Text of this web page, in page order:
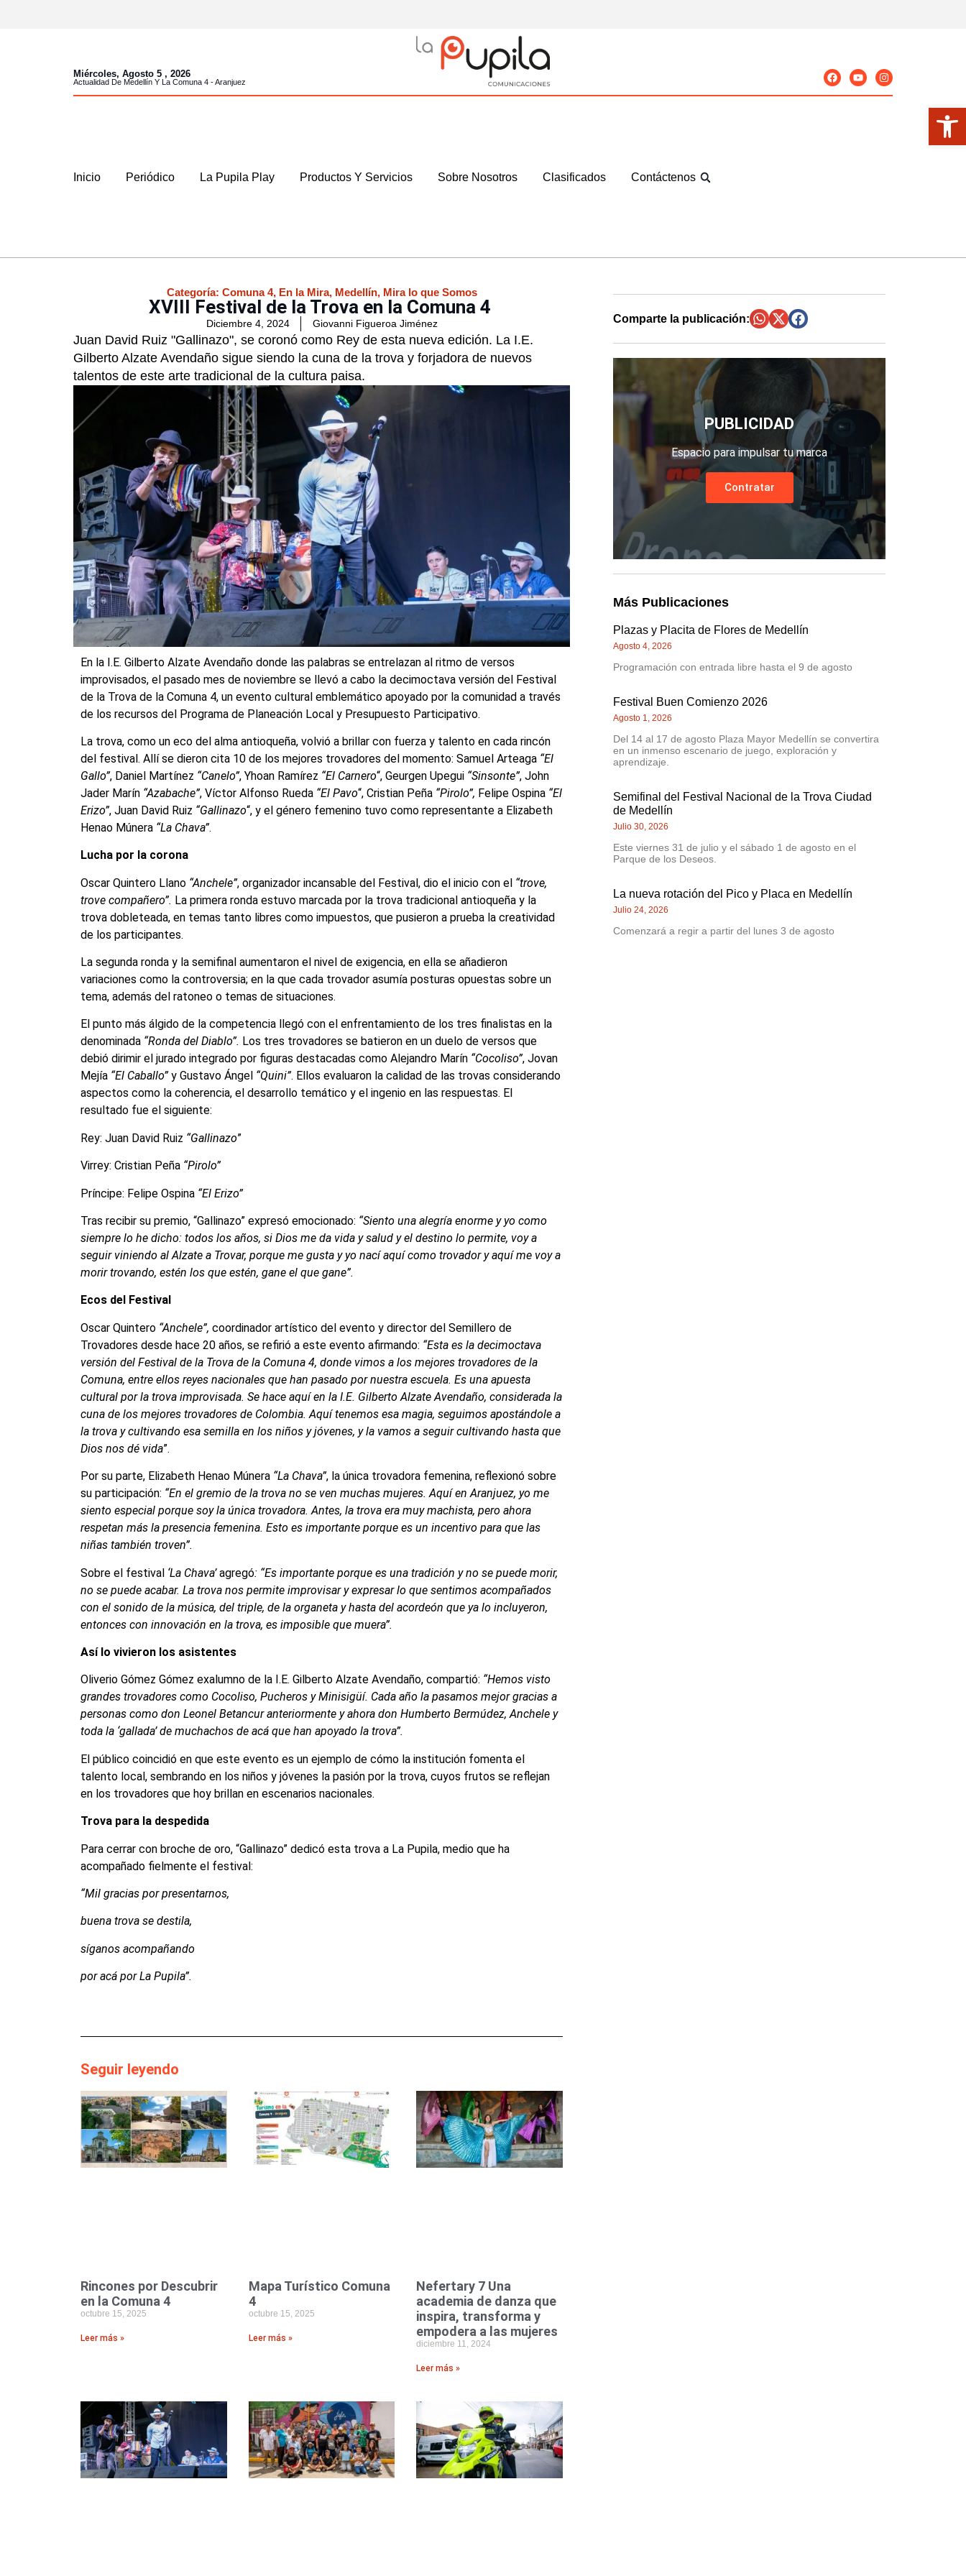
Miércoles, Agosto 5 , 2026
Actualidad De Medellín Y La Comuna 4 - Aranjuez
Inicio Periódico La Pupila Play Productos Y Servicios Sobre Nosotros Clasificados Contáctenos
Categoría: Comuna 4, En la Mira, Medellín, Mira lo que Somos
XVIII Festival de la Trova en la Comuna 4
Diciembre 4, 2024 Giovanni Figueroa Jiménez
Juan David Ruiz "Gallinazo", se coronó como Rey de esta nueva edición. La I.E.
Gilberto Alzate Avendaño sigue siendo la cuna de la trova y forjadora de nuevos
talentos de este arte tradicional de la cultura paisa.
En la I.E. Gilberto Alzate Avendaño donde las palabras se entrelazan al ritmo de versos
improvisados, el pasado mes de noviembre se llevó a cabo la decimoctava versión del Festival
de la Trova de la Comuna 4, un evento cultural emblemático apoyado por la comunidad a través
de los recursos del Programa de Planeación Local y Presupuesto Participativo.
La trova, como un eco del alma antioqueña, volvió a brillar con fuerza y talento en cada rincón
del festival. Allí se dieron cita 10 de los mejores trovadores del momento: Samuel Arteaga “El
Gallo”, Daniel Martínez “Canelo”, Yhoan Ramírez “El Carnero“, Geurgen Upegui “Sinsonte”, John
Jader Marín “Azabache”, Víctor Alfonso Rueda “El Pavo“, Cristian Peña “Pirolo”, Felipe Ospina “El
Erizo”, Juan David Ruiz “Gallinazo“, y el género femenino tuvo como representante a Elizabeth
Henao Múnera “La Chava”.
Lucha por la corona
Oscar Quintero Llano “Anchele”, organizador incansable del Festival, dio el inicio con el “trove,
trove compañero”. La primera ronda estuvo marcada por la trova tradicional antioqueña y la
trova dobleteada, en temas tanto libres como impuestos, que pusieron a prueba la creatividad
de los participantes.
La segunda ronda y la semifinal aumentaron el nivel de exigencia, en ella se añadieron
variaciones como la controversia; en la que cada trovador asumía posturas opuestas sobre un
tema, además del ratoneo o temas de situaciones.
El punto más álgido de la competencia llegó con el enfrentamiento de los tres finalistas en la
denominada “Ronda del Diablo”. Los tres trovadores se batieron en un duelo de versos que
debió dirimir el jurado integrado por figuras destacadas como Alejandro Marín “Cocoliso”, Jovan
Mejía “El Caballo”y Gustavo Ángel “Quini”. Ellos evaluaron la calidad de las trovas considerando
aspectos como la coherencia, el desarrollo temático y el ingenio en las respuestas. El
resultado fue el siguiente:
Rey: Juan David Ruiz “Gallinazo”
Virrey: Cristian Peña “Pirolo”
Príncipe: Felipe Ospina “El Erizo”
Tras recibir su premio, “Gallinazo” expresó emocionado: “Siento una alegría enorme y yo como
siempre lo he dicho: todos los años, si Dios me da vida y salud y el destino lo permite, voy a
seguir viniendo al Alzate a Trovar, porque me gusta y yo nací aquí como trovador y aquí me voy a
morir trovando, estén los que estén, gane el que gane”.
Ecos del Festival
Oscar Quintero “Anchele”, coordinador artístico del evento y director del Semillero de
Trovadores desde hace 20 años, se refirió a este evento afirmando: “Esta es la decimoctava
versión del Festival de la Trova de la Comuna 4, donde vimos a los mejores trovadores de la
Comuna, entre ellos reyes nacionales que han pasado por nuestra escuela. Es una apuesta
cultural por la trova improvisada. Se hace aquí en la I.E. Gilberto Alzate Avendaño, considerada la
cuna de los mejores trovadores de Colombia. Aquí tenemos esa magia, seguimos apostándole a
la trova y cultivando esa semilla en los niños y jóvenes, y la vamos a seguir cultivando hasta que
Dios nos dé vida”.
Por su parte, Elizabeth Henao Múnera “La Chava”, la única trovadora femenina, reflexionó sobre
su participación: “En el gremio de la trova no se ven muchas mujeres. Aquí en Aranjuez, yo me
siento especial porque soy la única trovadora. Antes, la trova era muy machista, pero ahora
respetan más la presencia femenina. Esto es importante porque es un incentivo para que las
niñas también troven”.
Sobre el festival ‘La Chava’agregó: “Es importante porque es una tradición y no se puede morir,
no se puede acabar. La trova nos permite improvisar y expresar lo que sentimos acompañados
con el sonido de la música, del triple, de la organeta y hasta del acordeón que ya lo incluyeron,
entonces con innovación en la trova, es imposible que muera”.
Así lo vivieron los asistentes
Oliverio Gómez Gómez exalumno de la I.E. Gilberto Alzate Avendaño, compartió: “Hemos visto
grandes trovadores como Cocoliso, Pucheros y Minisigüí. Cada año la pasamos mejor gracias a
personas como don Leonel Betancur anteriormente y ahora don Humberto Bermúdez, Anchele y
toda la ‘gallada’ de muchachos de acá que han apoyado la trova”.
El público coincidió en que este evento es un ejemplo de cómo la institución fomenta el
talento local, sembrando en los niños y jóvenes la pasión por la trova, cuyos frutos se reflejan
en los trovadores que hoy brillan en escenarios nacionales.
Trova para la despedida
Para cerrar con broche de oro, “Gallinazo” dedicó esta trova a La Pupila, medio que ha
acompañado fielmente el festival:
“Mil gracias por presentarnos,
buena trova se destila,
síganos acompañando
por acá por La Pupila”.
Seguir leyendo
Rincones por Descubrir
en la Comuna 4
octubre 15, 2025
Leer más »
Mapa Turístico Comuna
4
octubre 15, 2025
Leer más »
Nefertary 7 Una
academia de danza que
inspira, transforma y
empodera a las mujeres
diciembre 11, 2024
Leer más »
Comparte la publicación:
PUBLICIDAD
Espacio para impulsar tu marca
Contratar
Más Publicaciones
Plazas y Placita de Flores de Medellín
Agosto 4, 2026
Programación con entrada libre hasta el 9 de agosto
Festival Buen Comienzo 2026
Agosto 1, 2026
Del 14 al 17 de agosto Plaza Mayor Medellín se convertira
en un inmenso escenario de juego, exploración y
aprendizaje.
Semifinal del Festival Nacional de la Trova Ciudad
de Medellín
Julio 30, 2026
Este viernes 31 de julio y el sábado 1 de agosto en el
Parque de los Deseos.
La nueva rotación del Pico y Placa en Medellín
Julio 24, 2026
Comenzará a regir a partir del lunes 3 de agosto
Abrir